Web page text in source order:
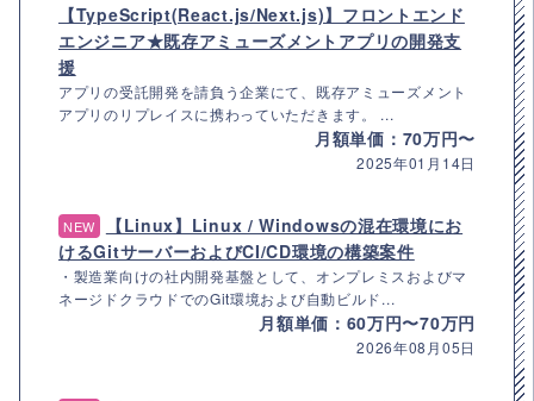
【TypeScript(React.js/Next.js)】フロントエンド
エンジニア★既存アミューズメントアプリの開発支
援
アプリの受託開発を請負う企業にて、既存アミューズメント
アプリのリプレイスに携わっていただきます。 ...
月額単価：70万円〜
2025年01月14日
NEW
【Linux】Linux / Windowsの混在環境にお
けるGitサーバーおよびCI/CD環境の構築案件
・製造業向けの社内開発基盤として、オンプレミスおよびマ
ネージドクラウドでのGit環境および自動ビルド...
月額単価：60万円〜70万円
2026年08月05日